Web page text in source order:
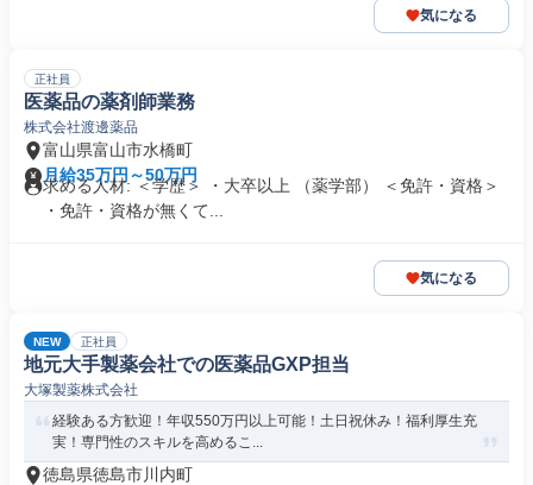
気になる
正社員
医薬品の薬剤師業務
株式会社渡邊薬品
富山県富山市水橋町
月給35万円～50万円
求める人材: ＜学歴＞ ・大卒以上 （薬学部） ＜免許・資格＞
・免許・資格が無くて...
気になる
NEW 正社員
地元大手製薬会社での医薬品GXP担当
大塚製薬株式会社
経験ある方歓迎！年収550万円以上可能！土日祝休み！福利厚生充
実！専門性のスキルを高めるこ...
徳島県徳島市川内町